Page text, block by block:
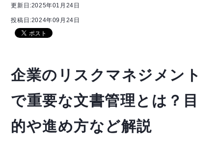
更新日:2025年01月24日
投稿日:2024年09月24日
企業のリスクマネジメント
で重要な文書管理とは？目
的や進め方など解説